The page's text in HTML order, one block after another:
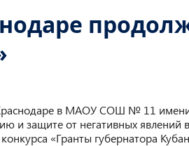
в МАОУ СОШ № 11
и защите от негативных
«Гранты губернатора